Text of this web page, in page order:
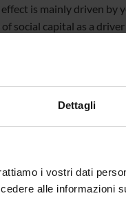
Dettagli
i vostri dati
alle informazioni
is mainly driven by
social capital as a
11